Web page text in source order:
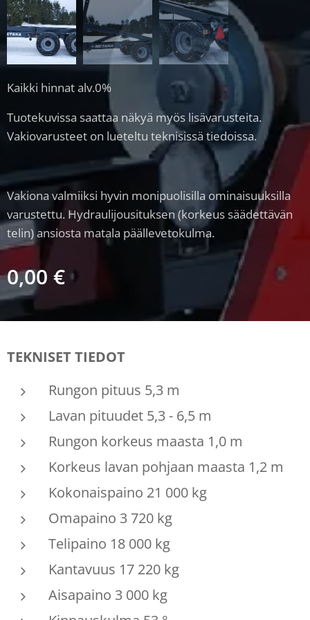
Kaikki hinnat alv.0%
Tuotekuvissa saattaa näkyä myös lisävarusteita.
Vakiovarusteet on lueteltu teknisissä tiedoissa.
Vakiona valmiiksi hyvin monipuolisilla ominaisuuksilla
varustettu. Hydraulijousituksen (korkeus säädettävän
telin) ansiosta matala päällevetokulma.
0,00 €
TEKNISET TIEDOT
Rungon pituus 5,3 m
Lavan pituudet 5,3 - 6,5 m
Rungon korkeus maasta 1,0 m
Korkeus lavan pohjaan maasta 1,2 m
Kokonaispaino 21 000 kg
Omapaino 3 720 kg
Telipaino 18 000 kg
Kantavuus 17 220 kg
Aisapaino 3 000 kg